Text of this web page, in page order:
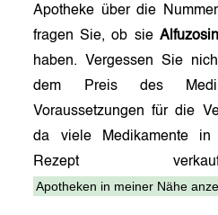
Apotheke über die
fragen Sie, ob sie
haben. Vergessen Sie
dem Preis des
Voraussetzungen für die
da viele Medikamente in
Rezept
Apotheken in meiner Nähe